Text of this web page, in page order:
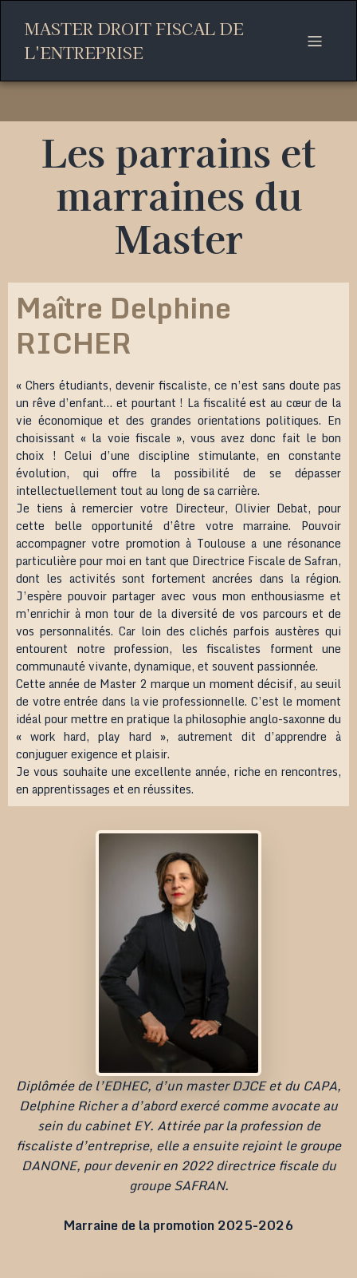
MASTER DROIT FISCAL DE
L'ENTREPRISE
Les parrains et
marraines du
Master
Maître Delphine
RICHER
« Chers étudiants, devenir fiscaliste, ce n’est sans doute pas
un rêve d’enfant… et pourtant ! La fiscalité est au cœur de la
vie économique et des grandes orientations politiques. En
choisissant « la voie fiscale », vous avez donc fait le bon
choix ! Celui d’une discipline stimulante, en constante
évolution, qui offre la possibilité de se dépasser
intellectuellement tout au long de sa carrière.
Je tiens à remercier votre Directeur, Olivier Debat, pour
cette belle opportunité d’être votre marraine. Pouvoir
accompagner votre promotion à Toulouse a une résonance
particulière pour moi en tant que Directrice Fiscale de Safran,
dont les activités sont fortement ancrées dans la région.
J’espère pouvoir partager avec vous mon enthousiasme et
m’enrichir à mon tour de la diversité de vos parcours et de
vos personnalités. Car loin des clichés parfois austères qui
entourent notre profession, les fiscalistes forment une
communauté vivante, dynamique, et souvent passionnée.
Cette année de Master 2 marque un moment décisif, au seuil
de votre entrée dans la vie professionnelle. C’est le moment
idéal pour mettre en pratique la philosophie anglo-saxonne du
« work hard, play hard », autrement dit d’apprendre à
conjuguer exigence et plaisir.
Je vous souhaite une excellente année, riche en rencontres,
en apprentissages et en réussites.
Diplômée de l’EDHEC, d’un master DJCE et du CAPA,
Delphine Richer a d’abord exercé comme avocate au
sein du cabinet EY. Attirée par la profession de
fiscaliste d’entreprise, elle a ensuite rejoint le groupe
DANONE, pour devenir en 2022 directrice fiscale du
groupe SAFRAN.
Marraine de la promotion 2025-2026